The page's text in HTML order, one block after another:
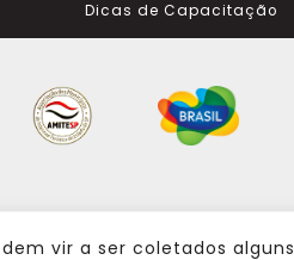
vir a ser coletados
Dicas de Capacitação